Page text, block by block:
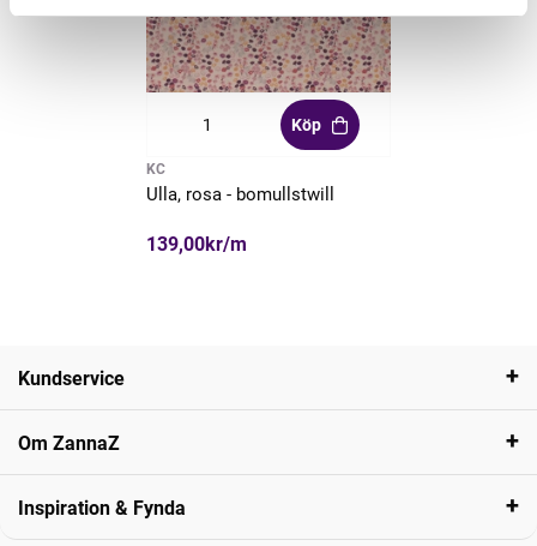
Köp
KC
Ulla, rosa - bomullstwill
139,00kr/m
Kundservice
Om ZannaZ
Inspiration & Fynda